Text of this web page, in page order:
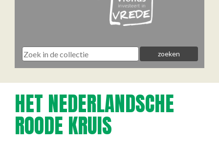
HET NEDERLANDSCHE
ROODE KRUIS